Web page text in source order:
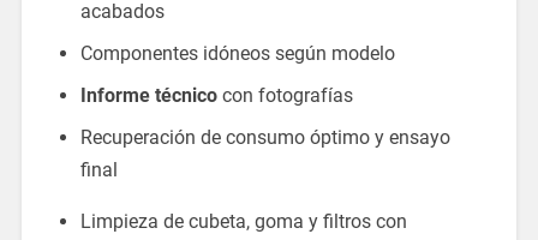
acabados
Componentes idóneos según modelo
Informe técnicocon fotografías
Recuperación de consumo óptimo y ensayo
final
Limpieza de cubeta, goma y filtros con